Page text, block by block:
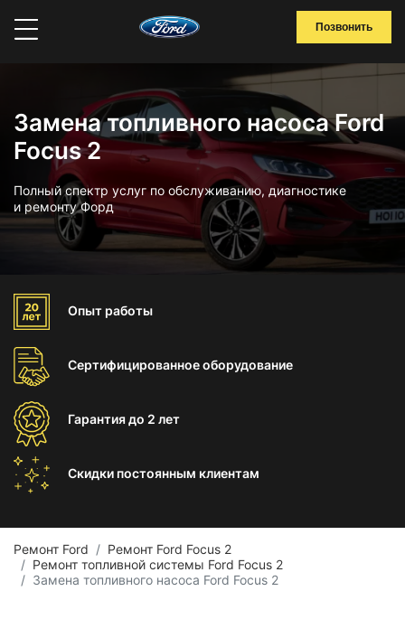
Позвонить
Замена топливного насоса Ford
Focus 2
Полный спектр услуг по обслуживанию, диагностике
и ремонту Форд
Опыт работы
Сертифицированноеоборудование
Гарантиядо 2 лет
Скидки постоянным клиентам
Ремонт Ford
Ремонт Ford Focus 2
Ремонт топливной системы Ford Focus 2
Замена топливного насоса Ford Focus 2